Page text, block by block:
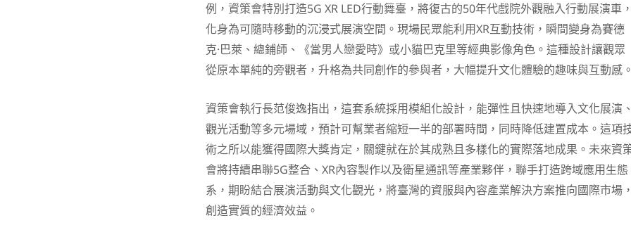
例，資策會特別打造5G XR LED行動舞臺，將復古的50年代戲院外觀融入行動展演車
化身為可隨時移動的沉浸式展演空間。現場民眾能利用XR互動技術，瞬間變身為賽德
克·巴萊、總鋪師、《當男人戀愛時》或小貓巴克里等經典影像角色。這種設計讓觀眾
從原本單純的旁觀者，升格為共同創作的參與者，大幅提升文化體驗的趣味與互動感
資策會執行長范俊逸指出，這套系統採用模組化設計，能彈性且快速地導入文化展演
觀光活動等多元場域，預計可幫業者縮短一半的部署時間，同時降低建置成本。這項
術之所以能獲得國際大獎肯定，關鍵就在於其成熟且多樣化的實際落地成果。未來資
會將持續串聯5G整合、XR內容製作以及衛星通訊等產業夥伴，聯手打造跨域應用生態
系，期盼結合展演活動與文化觀光，將臺灣的資服與內容產業解決方案推向國際市場
創造實質的經濟效益。